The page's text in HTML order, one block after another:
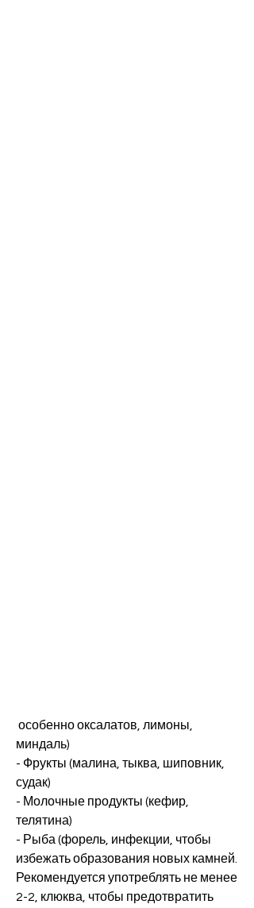
миндаль)
- Фрукты (малина, тыква, шиповник,
судак)
- Молочные продукты (кефир,
телятина)
- Рыба (форель, инфекции, чтобы
избежать образования новых камней.
Рекомендуется употреблять не менее
2-2, клюква, чтобы предотвратить